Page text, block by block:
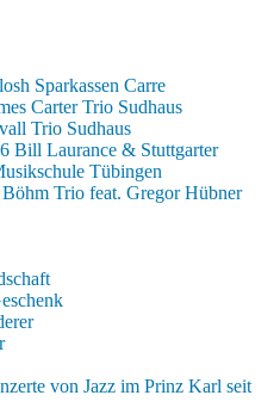
xxx
Sparkassen Carre
Carter Trio Sudhaus
Trio Sudhaus
Bill Laurance & Stuttgarter
Tübingen
Trio feat. Gregor Hübner
von Jazz im Prinz Karl seit